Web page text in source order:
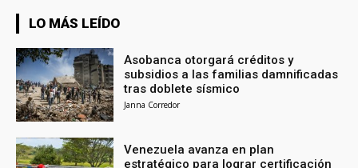
LO MÁS LEÍDO
Asobanca otorgará créditos y
subsidios a las familias damnificadas
tras doblete sísmico
Janna Corredor
Venezuela avanza en plan
estratégico para lograr certificación